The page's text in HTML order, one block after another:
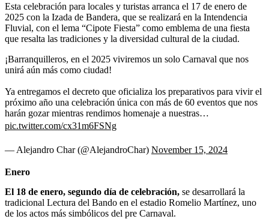
Esta celebración para locales y turistas arranca el 17 de enero de
2025 con la Izada de Bandera, que se realizará en la Intendencia
Fluvial, con el lema “Cipote Fiesta” como emblema de una fiesta
que resalta las tradiciones y la diversidad cultural de la ciudad.
¡Barranquilleros, en el 2025 viviremos un solo Carnaval que nos
unirá aún más como ciudad!
Ya entregamos el decreto que oficializa los preparativos para vivir el
próximo año una celebración única con más de 60 eventos que nos
harán gozar mientras rendimos homenaje a nuestras…
pic.twitter.com/cx31m6FSNg
— Alejandro Char (@AlejandroChar) November 15, 2024
Enero
El 18 de enero, segundo día de celebración, se desarrollará la
tradicional Lectura del Bando en el estadio Romelio Martínez, uno
de los actos más simbólicos del pre Carnaval.